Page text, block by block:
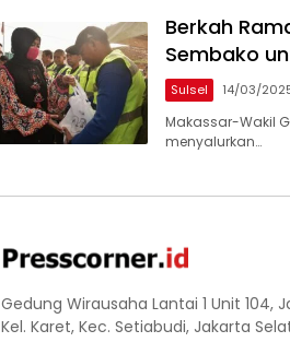
Berkah
Sembako
Sulsel 14/03/
Makassar-Wakil
menyalurkan…
Gedung Wirausaha Lantai 1 Unit 104,
Kel. Karet, Kec. Setiabudi, Jakarta